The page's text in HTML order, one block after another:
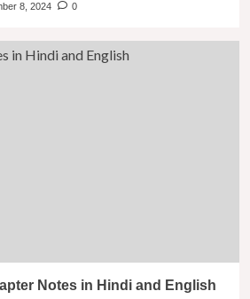
8, 2024 0
Notes in Hindi and English